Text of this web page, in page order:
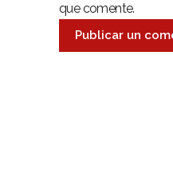
que comente.